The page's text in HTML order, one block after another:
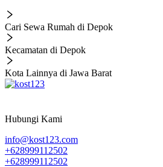
Cari Sewa Rumah di Depok
Kecamatan di Depok
Kota Lainnya di Jawa Barat
Hubungi Kami
info@kost123.com
+628999112502
+628999112502